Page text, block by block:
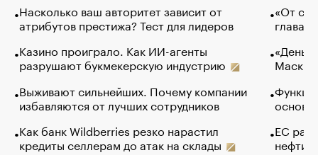
Насколько ваш авторитет зависит от
атрибутов престижа? Тест для лидеров
Казино проиграло. Как ИИ-агенты
разрушают букмекерскую индустрию
Выживают сильнейших. Почему компании
избавляются от лучших сотрудников
Как банк Wildberries резко нарастил
кредиты селлерам до атак на склады
«От
глава
Маск в
основ
ЕС
нефти